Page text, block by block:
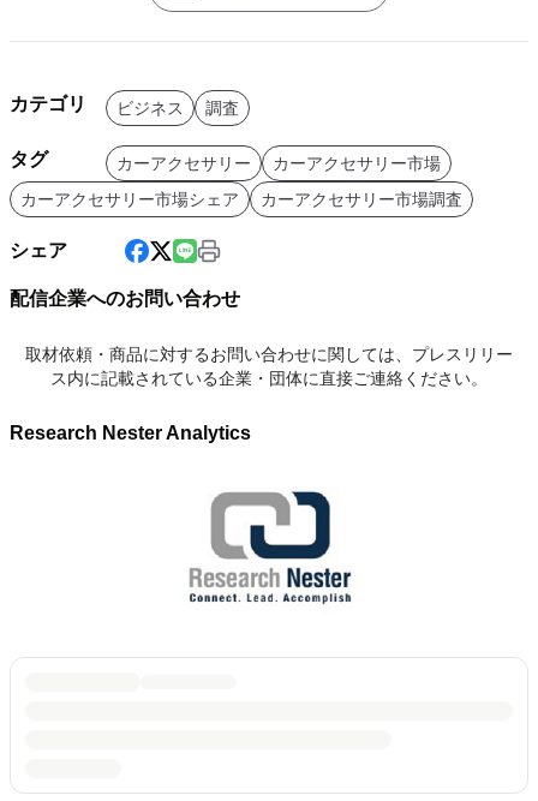
カテゴリ ビジネス 調査
タグ カーアクセサリー
カーアクセサリー市場
カーアクセサリー市場シェア
カーアクセサリー市場調査
シェア
配信企業へのお問い合わせ
取材依頼・商品に対するお問い合わせに関しては、プレスリリー
ス内に記載されている企業・団体に直接ご連絡ください。
Research Nester Analytics